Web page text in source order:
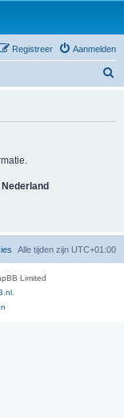
Aanmelden
Registreer
Alle tijden zijn UTC+01:00
Limited